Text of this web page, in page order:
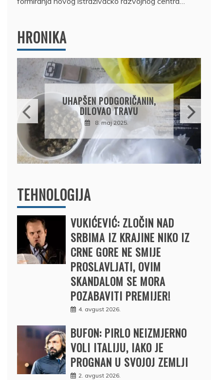
HRONIKA
DRŽAVLJANIN RUSIJE
OSUMNJIČEN DA JE
PRODAO TUĐI BMW,
DRŽAVU NAPUSTIO
BRODOM
12. februar 2025.
TEHNOLOGIJA
VUKIĆEVIĆ: ZLOČIN NAD
SRBIMA IZ KRAJINE NIKO IZ
CRNE GORE NE SMIJE
PROSLAVLJATI, OVIM
SKANDALOM SE MORA
POZABAVITI PREMIJER!
4. avgust 2026.
BUFON: PIRLO NEIZMJERNO
VOLI ITALIJU, IAKO JE
PROGNAN U SVOJOJ ZEMLJI
2. avgust 2026.